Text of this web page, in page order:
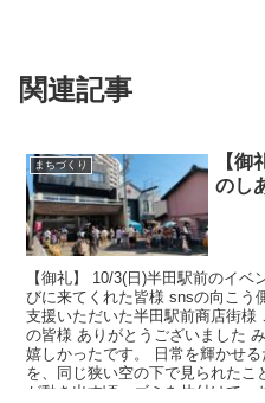
関連記事
まちづくり
【
のし
【御礼】 10/3(日)半田駅前のイ
びに来てくれた皆様 snsの向こう
支援いただいた半田駅前商店街
の皆様 ありがとうございました
嬉しかったです。 日常を輝かせ
を、同じ狭い空の下で見られた
が動き出す頃、ゴミを片付けて